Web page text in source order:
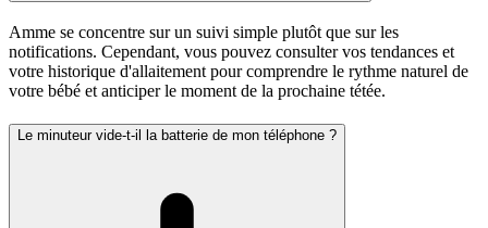
Amme se concentre sur un suivi simple plutôt que sur les
notifications. Cependant, vous pouvez consulter vos tendances et
votre historique d'allaitement pour comprendre le rythme naturel de
votre bébé et anticiper le moment de la prochaine tétée.
Le minuteur vide-t-il la batterie de mon téléphone ?